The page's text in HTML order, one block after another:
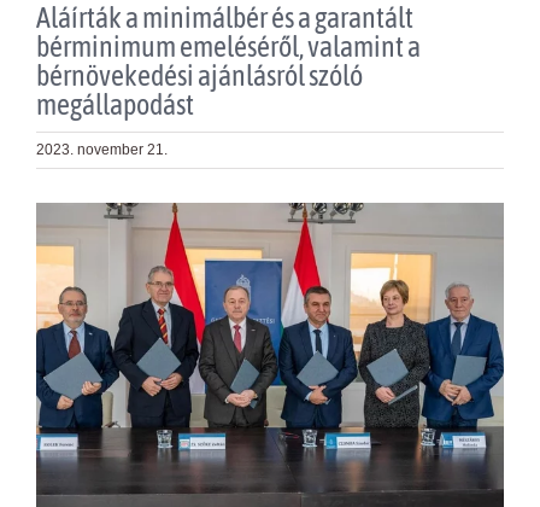
Aláírták a minimálbér és a garantált
bérminimum emeléséről, valamint a
bérnövekedési ajánlásról szóló
megállapodást
2023. november 21.